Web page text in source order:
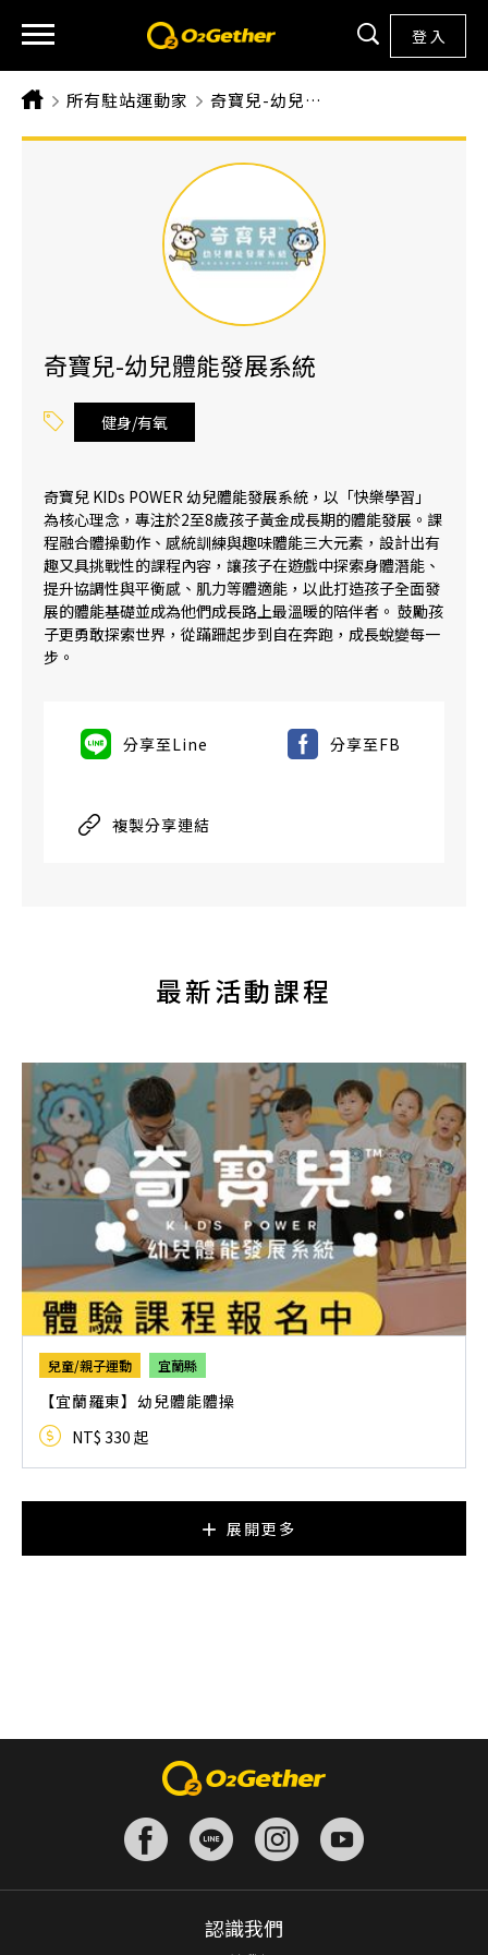
登 入
所有駐站運動家 CURRENT: 奇寶兒-幼兒體能發展系統
奇寶兒-幼兒體能發展系統
健身/有氧
奇寶兒 KIDs POWER 幼兒體能發展系統，以「快樂學習」
為核心理念，專注於2至8歲孩子黃金成長期的體能發展。課
程融合體操動作、感統訓練與趣味體能三大元素，設計出有
趣又具挑戰性的課程內容，讓孩子在遊戲中探索身體潛能、
提升協調性與平衡感、肌力等體適能，以此打造孩子全面發
展的體能基礎並成為他們成長路上最溫暖的陪伴者。 鼓勵孩
子更勇敢探索世界，從蹣跚起步到自在奔跑，成長蛻變每一
步。
分享至Line 分享至FB
複製分享連結
最新活動課程
兒童/親子運動 宜蘭縣
【宜蘭羅東】幼兒體能體操
NT$ 330 起
展開更多
認識我們